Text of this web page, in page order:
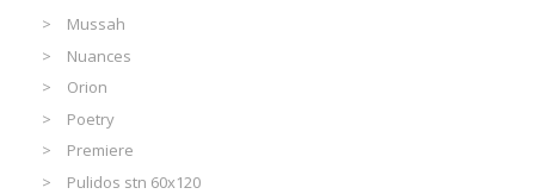
Mussah
Nuances
Orion
Poetry
Premiere
Pulidos stn 60x120